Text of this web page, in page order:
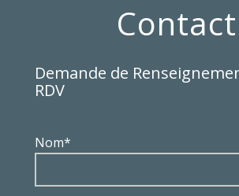
Contact
Demande de
RDV
Nom*